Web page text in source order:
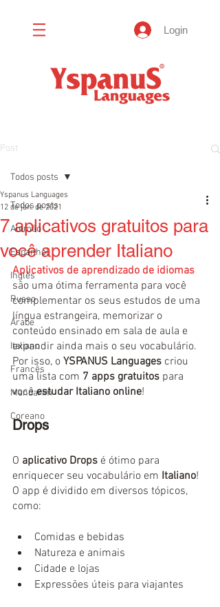
Login
Post
Todos posts
Alemão
Espanhol
Inglês
Russo
Árabe
Italiano
Francês
Mandarim
Coreano
Todos posts
7 aplicativos gratuitos para
você aprender Italiano
Yspanus Languages
12 de jan. de 2021
Aplicativos de aprendizado de idiomas
são uma ótima ferramenta para você
complementar os seus estudos de uma
língua estrangeira, memorizar o
conteúdo ensinado em sala de aula e
expandir ainda mais o seu vocabulário.
Por isso, o YSPANUS Languages criou
uma lista com 7 apps gratuitos para
você estudar Italiano online!
Drops
O aplicativo Drops é ótimo para
enriquecer seu vocabulário em Italiano!
O app é dividido em diversos tópicos,
como:
Comidas e bebidas
Natureza e animais
Cidade e lojas
Expressões úteis para viajantes